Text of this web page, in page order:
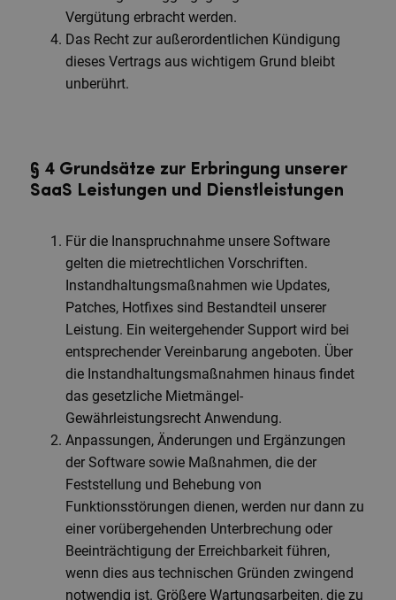
Vergütung erbracht werden.
Das Recht zur außerordentlichen Kündigung
dieses Vertrags aus wichtigem Grund bleibt
unberührt.
§ 4 Grundsätze zur Erbringung unserer
SaaS Leistungen und Dienstleistungen
Für die Inanspruchnahme unsere Software
gelten die mietrechtlichen Vorschriften.
Instandhaltungsmaßnahmen wie Updates,
Patches, Hotfixes sind Bestandteil unserer
Leistung. Ein weitergehender Support wird bei
entsprechender Vereinbarung angeboten. Über
die Instandhaltungsmaßnahmen hinaus findet
das gesetzliche Mietmängel-
Gewährleistungsrecht Anwendung.
Anpassungen, Änderungen und Ergänzungen
der Software sowie Maßnahmen, die der
Feststellung und Behebung von
Funktionsstörungen dienen, werden nur dann zu
einer vorübergehenden Unterbrechung oder
Beeinträchtigung der Erreichbarkeit führen,
wenn dies aus technischen Gründen zwingend
notwendig ist. Größere Wartungsarbeiten, die zu